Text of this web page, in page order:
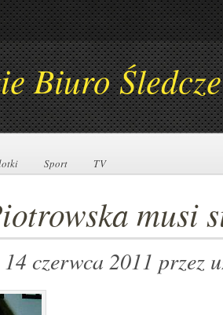
Biuro Śledcze
Sport
Sport TV
TV
musi
czerwca 2011 przez